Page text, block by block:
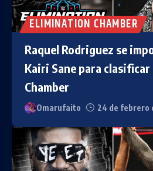
ELIMINATION CHAMBER
Raquel Rodriguez se
Kairi Sane para
Chamber
Omarufaito 24 de febrero